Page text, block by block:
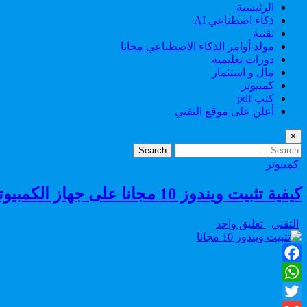
الرئيسية
ذكاء اصطناعي AI
تقنية
مولد أوامر الذكاء الاصطناعي مجانا
دورات تعليمية
مال و استثمار
كمبيوتر
كتب pdf
أعلن على موقع التقني
×
Search
for:
Posted
كمبيوتر
كيفية تثبيت ويندوز 10 مجانا على جهاز الكمبيوتر الخاص بك، الطريقة بالصور
Author:
التقني تعليق واحد
كيفية
Facebook
WhatsApp